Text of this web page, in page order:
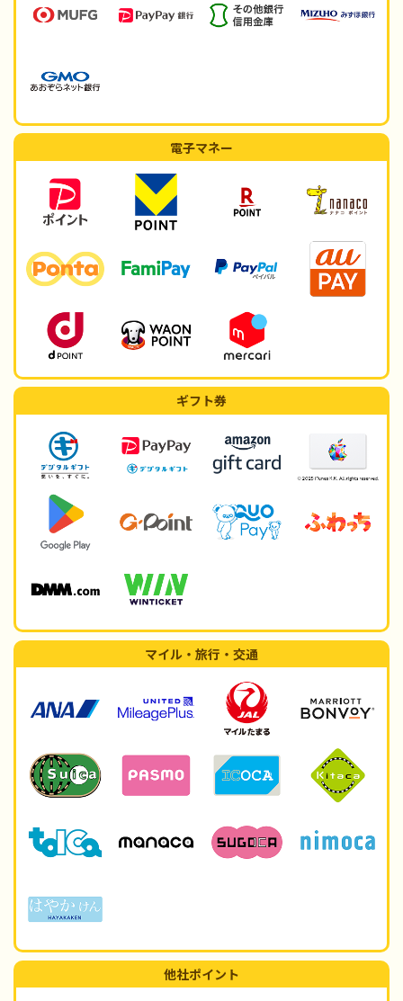
電子マネー
ギフト券
マイル・旅行・交通
他社ポイント